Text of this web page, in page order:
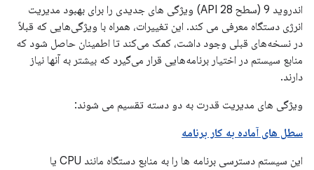
اندروید 9 (سطح API 28) ویژگی های جدیدی را برای بهبود مدیریت
انرژی دستگاه معرفی می کند. این تغییرات، همراه با ویژگی‌هایی که قبلاً
در نسخه‌های قبلی وجود داشت، کمک می‌کند تا اطمینان حاصل شود که
منابع سیستم در اختیار برنامه‌هایی قرار می‌گیرد که بیشتر به آنها نیاز
دارند.
ویژگی های مدیریت قدرت به دو دسته تقسیم می شوند:
سطل های آماده به کار برنامه
این سیستم دسترسی برنامه ها را به منابع دستگاه مانند CPU یا